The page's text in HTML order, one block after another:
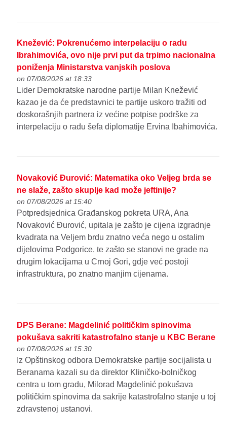
Knežević: Pokrenućemo interpelaciju o radu
Ibrahimovića, ovo nije prvi put da trpimo nacionalna
poniženja Ministarstva vanjskih poslova
on 07/08/2026 at 18:33
Lider Demokratske narodne partije Milan Knežević
kazao je da će predstavnici te partije uskoro tražiti od
doskorašnjih partnera iz većine potpise podrške za
interpelaciju o radu šefa diplomatije Ervina Ibahimovića.
Novaković Đurović: Matematika oko Veljeg brda se
ne slaže, zašto skuplje kad može jeftinije?
on 07/08/2026 at 15:40
Potpredsjednica Građanskog pokreta URA, Ana
Novaković Đurović, upitala je zašto je cijena izgradnje
kvadrata na Veljem brdu znatno veća nego u ostalim
dijelovima Podgorice, te zašto se stanovi ne grade na
drugim lokacijama u Crnoj Gori, gdje već postoji
infrastruktura, po znatno manjim cijenama.
DPS Berane: Magdelinić političkim spinovima
pokušava sakriti katastrofalno stanje u KBC Berane
on 07/08/2026 at 15:30
Iz Opštinskog odbora Demokratske partije socijalista u
Beranama kazali su da direktor Kliničko-bolničkog
centra u tom gradu, Milorad Magdelinić pokušava
političkim spinovima da sakrije katastrofalno stanje u toj
zdravstenoj ustanovi.